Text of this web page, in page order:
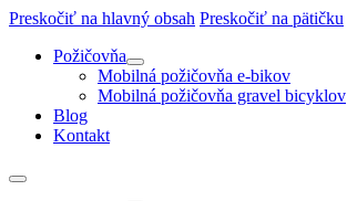
Preskočiť na hlavný obsah Preskočiť na pätičku
Požičovňa
Mobilná požičovňa e-bikov
Mobilná požičovňa gravel bicyklov
Blog
Kontakt